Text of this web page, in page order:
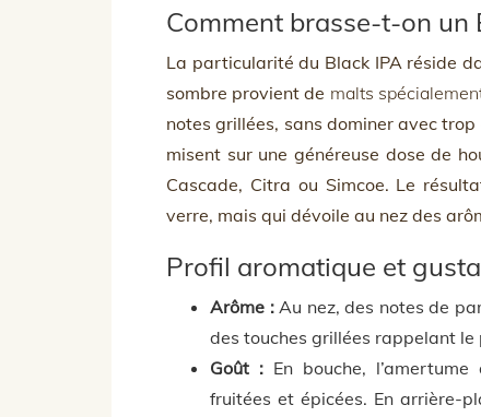
Comment brasse-t-on un
La particularité du Black IPA réside
sombre provient de malts
notes grillées, sans dominer avec
misent sur une généreuse dose de
Cascade, Citra ou Simcoe. Le
verre, mais qui dévoile au nez des
Profil aromatique et
Arôme :Au nez, des notes de
des touches grillées rappelant le
Goût : En bouche,
fruitées et épicées. En arrière-